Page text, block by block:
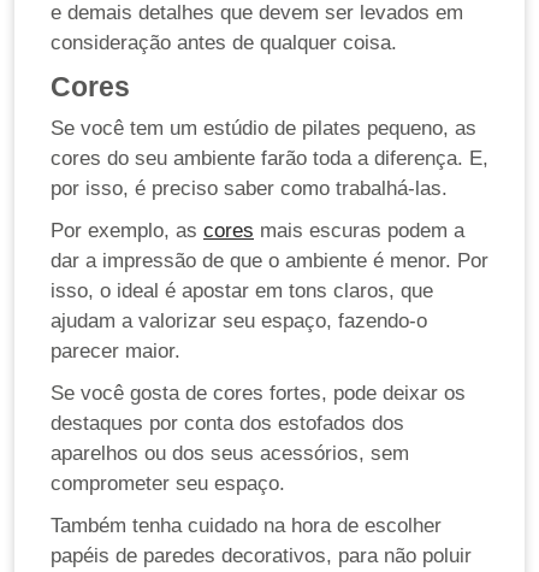
e demais detalhes que devem ser levados em
consideração antes de qualquer coisa.
Cores
Se você tem um estúdio de pilates pequeno, as
cores do seu ambiente farão toda a diferença. E,
por isso, é preciso saber como trabalhá-las.
Por exemplo, as cores mais escuras podem a
dar a impressão de que o ambiente é menor. Por
isso, o ideal é apostar em tons claros, que
ajudam a valorizar seu espaço, fazendo-o
parecer maior.
Se você gosta de cores fortes, pode deixar os
destaques por conta dos estofados dos
aparelhos ou dos seus acessórios, sem
comprometer seu espaço.
Também tenha cuidado na hora de escolher
papéis de paredes decorativos, para não poluir